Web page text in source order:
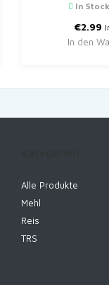
In Stock
€2.99
In den
Alle Produkte
Mehl
Reis
TRS